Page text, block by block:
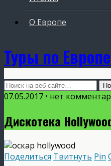
О Европе
Туры по Европе
07.05.2017 • нет
Дискотека
Поделиться Твитнуть Pin